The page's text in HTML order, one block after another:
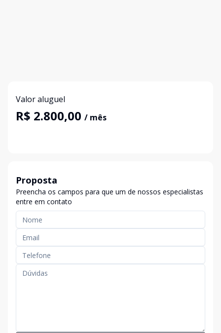
Valor aluguel
R$ 2.800,00 / mês
Proposta
Preencha os campos para que um de nossos especialistas
entre em contato